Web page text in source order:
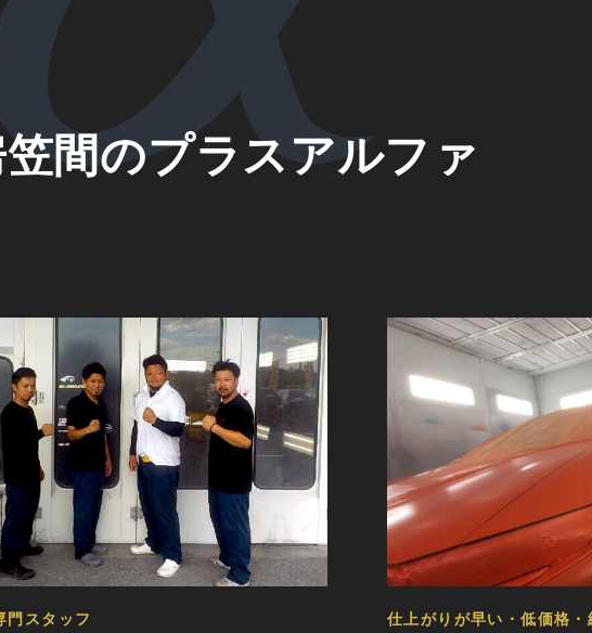
間のプラスアルファ
門スタッフ 仕上がりが早い・低価格・